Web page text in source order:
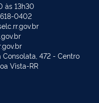
às 13h30
0402
Consolata, 472 - Centro
Vista-RR